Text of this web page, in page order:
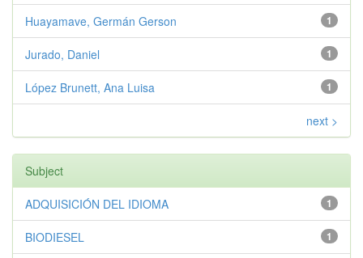
1
Huayamave, Germán Gerson
1
Jurado, Daniel
1
López Brunett, Ana Luisa
next >
Subject
1
ADQUISICIÓN DEL IDIOMA
1
BIODIESEL